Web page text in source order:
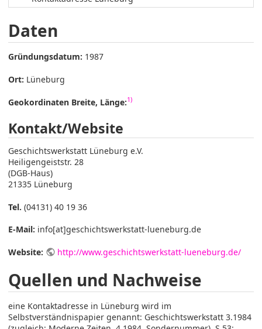
Daten
Gründungsdatum: 1987
Ort: Lüneburg
Geokordinaten Breite, Länge:1)
Kontakt/Website
Geschichtswerkstatt Lüneburg e.V.
Heiligengeiststr. 28
(DGB-Haus)
21335 Lüneburg
Tel. (04131) 40 19 36
E-Mail: info[at]geschichtswerkstatt-lueneburg.de
Website: http://www.geschichtswerkstatt-lueneburg.de/
Quellen und Nachweise
eine Kontaktadresse in Lüneburg wird im
Selbstverständnispapier genannt: Geschichtswerkstatt 3.1984